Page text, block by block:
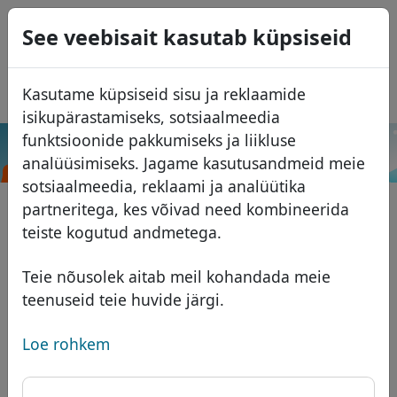
See veebisait kasutab küpsiseid
Kasutame küpsiseid sisu ja reklaamide
isikupärastamiseks, sotsiaalmeedia
funktsioonide pakkumiseks ja liikluse
analüüsimiseks. Jagame kasutusandmeid meie
sotsiaalmeedia, reklaami ja analüütika
partneritega, kes võivad need kombineerida
teiste kogutud andmetega.
Teie nõusolek aitab meil kohandada meie
teenuseid teie huvide järgi.
Loe rohkem
Domeenid
Domeeni andmebaas
Aafrika domeenid
Aasia domeenid
Euroopa domeenid
Lähis-Ida domeenid
Põhja-Ameerika domeenid
Hinnakiri
Soodustused
Üleandmine
Otsi
Teenused
ID Protect
DNS majutus
WHOIS
USD
EUR
GBP
Español
Français
Italiano
Português
Română
.art Otsi